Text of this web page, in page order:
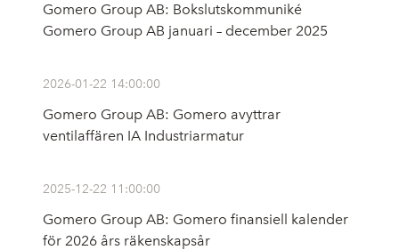
Gomero Group AB: Bokslutskommuniké
Gomero Group AB januari – december 2025
2026-01-22 14:00:00
Gomero Group AB: Gomero avyttrar
ventilaffären IA Industriarmatur
2025-12-22 11:00:00
Gomero Group AB: Gomero finansiell kalender
för 2026 års räkenskapsår